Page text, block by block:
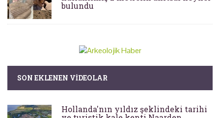
bulundu
SON EKLENEN VIDEOLAR
Hollanda'nın yıldız şeklindeki tarihi